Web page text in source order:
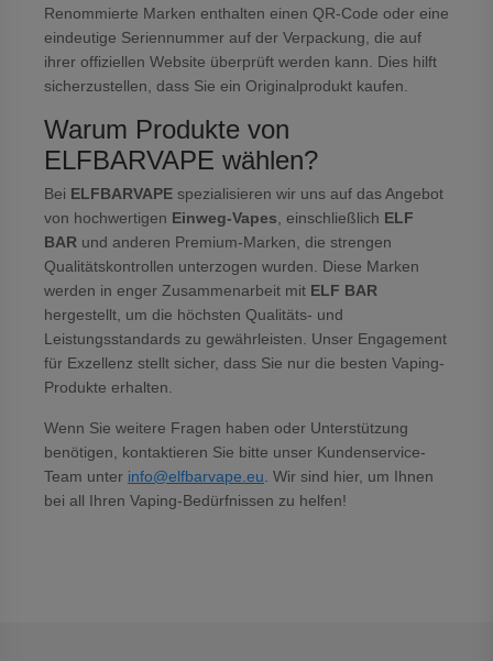
Renommierte Marken enthalten einen QR-Code oder eine
eindeutige Seriennummer auf der Verpackung, die auf
ihrer offiziellen Website überprüft werden kann. Dies hilft
sicherzustellen, dass Sie ein Originalprodukt kaufen.
Warum Produkte von
ELFBARVAPE wählen?
Bei ELFBARVAPE spezialisieren wir uns auf das Angebot
von hochwertigen Einweg-Vapes, einschließlich ELF
BAR und anderen Premium-Marken, die strengen
Qualitätskontrollen unterzogen wurden. Diese Marken
werden in enger Zusammenarbeit mit ELF BAR
hergestellt, um die höchsten Qualitäts- und
Leistungsstandards zu gewährleisten. Unser Engagement
für Exzellenz stellt sicher, dass Sie nur die besten Vaping-
Produkte erhalten.
Wenn Sie weitere Fragen haben oder Unterstützung
benötigen, kontaktieren Sie bitte unser Kundenservice-
Team unter info@elfbarvape.eu. Wir sind hier, um Ihnen
bei all Ihren Vaping-Bedürfnissen zu helfen!